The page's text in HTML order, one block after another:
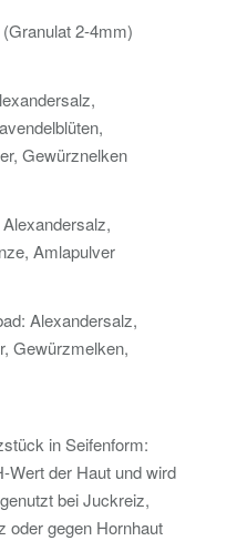
2-4mm)
Gewürznelken
Amlapulver
Alexandersalz,
Gewürzmelken,
in Seifenform:
Wert der Haut und wird
bei Juckreiz,
oder gegen Hornhaut